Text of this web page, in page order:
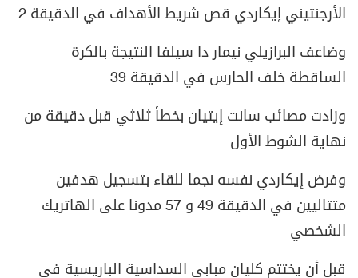
الأرجنتيني إيكاردي قص شريط الأهداف في الدقيقة 2
وضاعف البرازيلي نيمار دا سيلفا النتيجة بالكرة
الساقطة خلف الحارس في الدقيقة 39
وزادت مصائب سانت إيتيان بخطأ ثلاثي قبل دقيقة من
نهاية الشوط الأول
وفرض إيكاردي نفسه نجما للقاء بتسجيل هدفين
متتاليين في الدقيقة 49 و 57 مدونا على الهاتريك
الشخصي
قبل أن يختتم كليان مبابي السداسية الباريسية في